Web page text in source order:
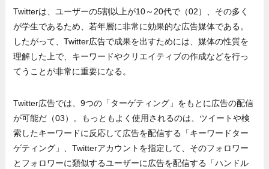
Twitterは、ユーザーの5割以上が10～20代で（02）、その多く
が学生であるため、若年層に非常に効果的な広告媒体である。
したがって、Twitter広告で成果を出すためには、媒体の性質を
理解した上で、キーワードやクリエイティブの作成などを行っ
てうことが非常に重要になる。
Twitter広告では、9つの「ターゲティング」をもとに広告の配信
が可能だ（03）。もっともよく使用されるのは、ツイートや検
索したキーワードに反応して広告を配信する「キーワードター
ゲティング」、Twitterアカウントを指定して、そのフォロワー
とフォロワーに類似するユーザーに広告を配信する「ハンドル